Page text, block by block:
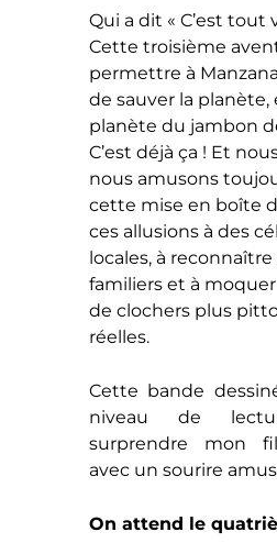
Qui a dit « C’est tout
Cette troisième
permettre à
de sauver la planète,
planète du jambon
C’est déjà ça ! Et
nous amusons
cette mise en boîte
ces allusions à des
locales, à
familiers et à
de clochers plus
réelles.
Cette bande
niveau de
surprendre mon
avec un sourire
On attend le